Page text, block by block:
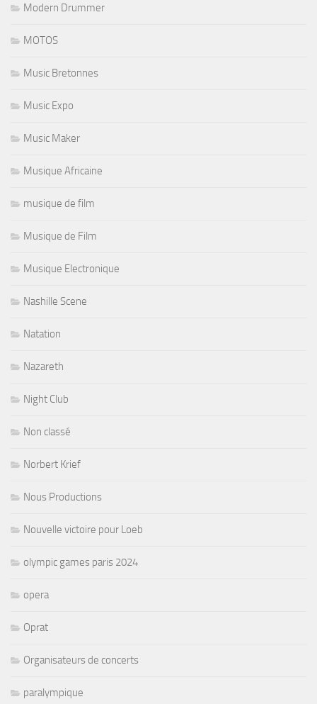
Modern Drummer
MOTOS
Music Bretonnes
Music Expo
Music Maker
Musique Africaine
musique de film
Musique de Film
Musique Electronique
Nashille Scene
Natation
Nazareth
Night Club
Non classé
Norbert Krief
Nous Productions
Nouvelle victoire pour Loeb
olympic games paris 2024
opera
Oprat
Organisateurs de concerts
paralympique